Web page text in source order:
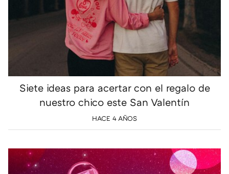
Siete ideas para acertar con el regalo de
nuestro chico este San Valentín
HACE 4 AÑOS